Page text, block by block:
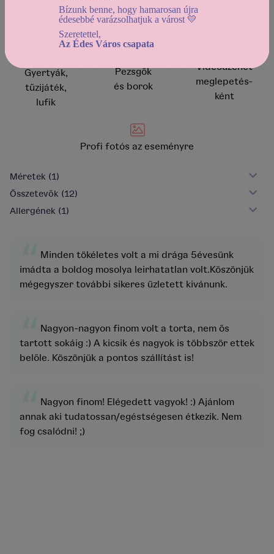
Gyertyák,
tűzijáték,
lufik
Pezsgők
és borok
Videóüzenet
meglepetés-
ként
Profi fotós az eseményre
Méretek (1)
Összetevők (12)
Allergének (1)
“Minden tökéletes volt a mi drága 5évesünk
imádta a boldog mosolya leirhatatlan volt.Köszönjük
mégegyszer további sikeres üzletett kivánunk.
“Nagyon-nagyon finom volt a torta, nem ős
tartott sokáig :) A kicsik és nagyok is többször ettek
belőle. Köszönjük a pontos szállítást is!
“Nagyon finom! Elégedett vagyok! :) Ajánlom
annak aki tudatossan/egéstségesen étkezik. Nem
fog csalódni! ;)
Bízunk benne, hogy hamarosan újra
édesebbé varázsolhatjuk a várost 💛
Szeretettel,
Az Édes Város csapata